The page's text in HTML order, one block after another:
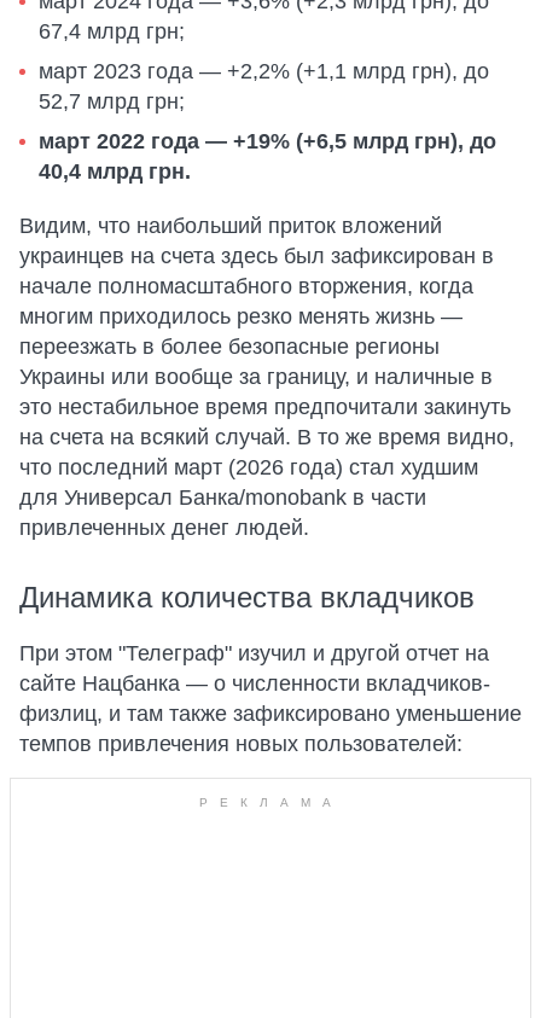
67,4 млрд грн;
март 2023 года — +2,2% (+1,1 млрд грн), до
52,7 млрд грн;
март 2022 года — +19% (+6,5 млрд грн), до
40,4 млрд грн.
Видим, что наибольший приток вложений
украинцев на счета здесь был зафиксирован в
начале полномасштабного вторжения, когда
многим приходилось резко менять жизнь —
переезжать в более безопасные регионы
Украины или вообще за границу, и наличные в
это нестабильное время предпочитали закинуть
на счета на всякий случай. В то же время видно,
что последний март (2026 года) стал худшим
для Универсал Банка/monobank в части
привлеченных денег людей.
Динамика количества вкладчиков
При этом "Телеграф" изучил и другой отчет на
сайте Нацбанка — о численности вкладчиков-
физлиц, и там также зафиксировано уменьшение
темпов привлечения новых пользователей: